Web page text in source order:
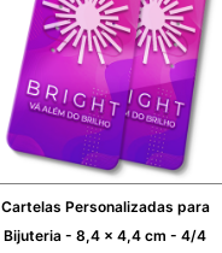
Cartelas Personalizadas para
Bijuteria - 8,4 x 4,4 cm - 4/4